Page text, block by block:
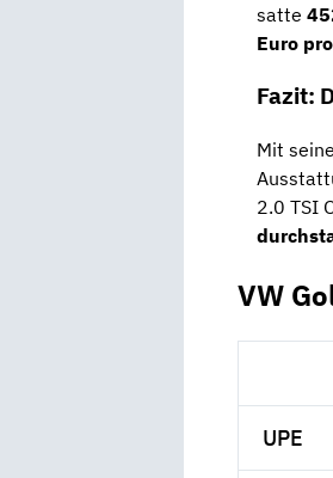
satte
Euro
Fazit:
Mit
2.0 TSI
VW
UPE